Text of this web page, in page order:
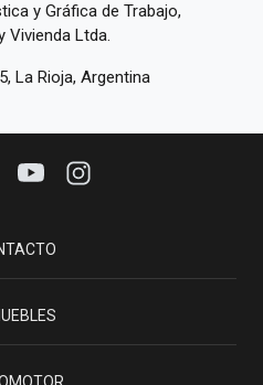
y Gráfica de Trabajo,
Vivienda Ltda.
La Rioja, Argentina